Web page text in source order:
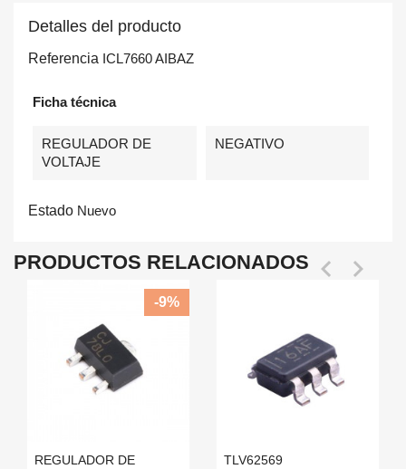
Detalles del producto
Referencia ICL7660 AIBAZ
Ficha técnica
REGULADOR DE
VOLTAJE
NEGATIVO
Estado Nuevo
PRODUCTOS RELACIONADOS  
REGULADOR DE
-9%
TLV62569